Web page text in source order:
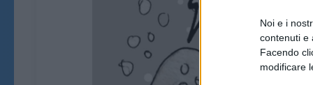
Noi e i
contenuti e
Facendo
modificare